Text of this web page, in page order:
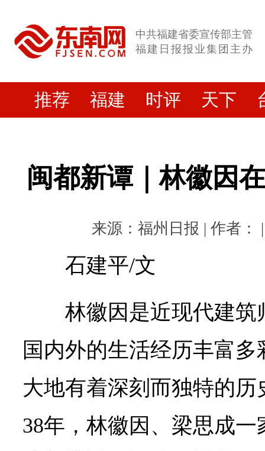
中共福建省委宣传部主管
福建日报报业集团主办
推荐 福建 时评 天下
闽都新谭｜林徽因
来源：福州日报 | 作者：
石建平/文
林徽因是近现代建
国内外的生活经历丰富
大地有着深刻而独特的历
38年，林徽因、梁思成